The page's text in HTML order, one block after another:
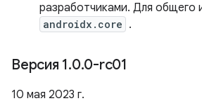
разработчиками. Для общего
androidx.core .
Версия 1.0.0-rc01
10 мая 2023 г.